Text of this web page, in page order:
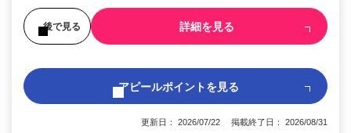
後で見る 詳細を見る
アピールポイントを見る
更新日： 2026/07/22 掲載終了日： 2026/08/31